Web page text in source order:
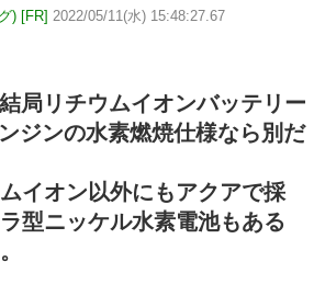
) [FR] 2022/05/11(水) 15:48:27.67
局リチウムイオンバッテリー
ジンの水素燃焼仕様なら別だ
イオン以外にもアクアで採
型ニッケル水素電池もある